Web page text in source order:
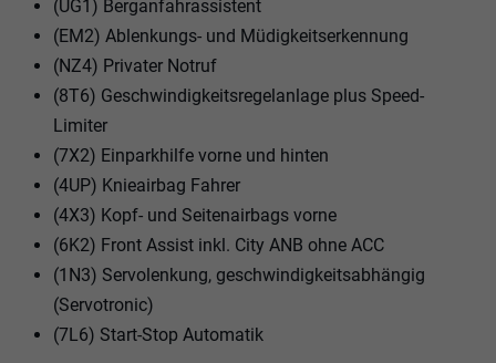
(UG1) Berganfahrassistent
(EM2) Ablenkungs- und Müdigkeitserkennung
(NZ4) Privater Notruf
(8T6) Geschwindigkeitsregelanlage plus Speed-
Limiter
(7X2) Einparkhilfe vorne und hinten
(4UP) Knieairbag Fahrer
(4X3) Kopf- und Seitenairbags vorne
(6K2) Front Assist inkl. City ANB ohne ACC
(1N3) Servolenkung, geschwindigkeitsabhängig
(Servotronic)
(7L6) Start-Stop Automatik